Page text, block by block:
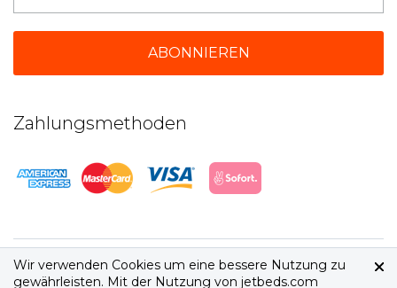
Zahlungsmethoden
2026 © jetbeds.com AGB|Datenschutz
Wir verwenden Cookies um eine bessere Nutzung zu
gewährleisten. Mit der Nutzung von jetbeds.com